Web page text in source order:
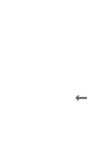
Einheit. Aber was